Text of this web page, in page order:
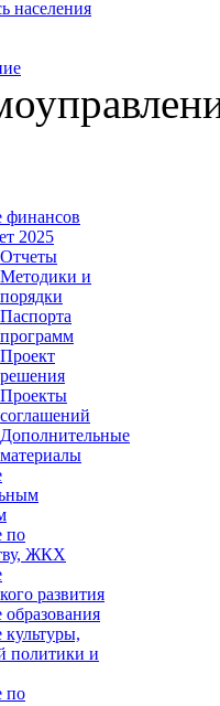
населения
финансов
2025
Отчеты
Методики и
порядки
Паспорта
программ
Проект
решения
Проекты
соглашений
Дополнительные
материалы
по
ЖКХ
развития
политики и
по